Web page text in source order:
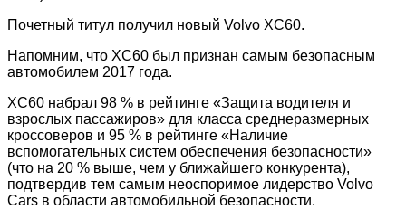
Почетный титул получил новый Volvo XC60.
Напомним, что XC60 был признан самым безопасным
автомобилем 2017 года.
XC60 набрал 98 % в рейтинге «Защита водителя и
взрослых пассажиров» для класса среднеразмерных
кроссоверов и 95 % в рейтинге «Наличие
вспомогательных систем обеспечения безопасности»
(что на 20 % выше, чем у ближайшего конкурента),
подтвердив тем самым неоспоримое лидерство Volvo
Cars в области автомобильной безопасности.